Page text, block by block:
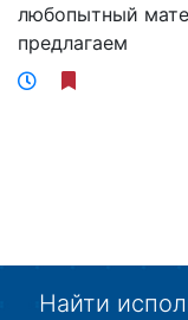
любопытный
предлагаем
Найти